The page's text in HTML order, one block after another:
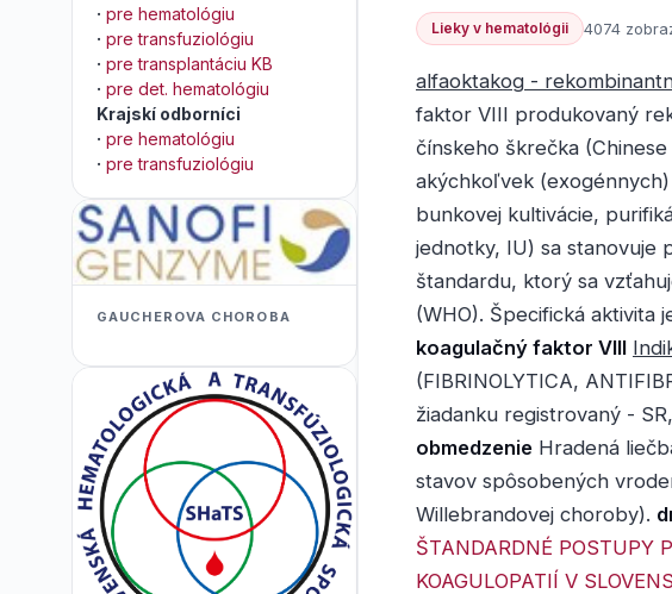
Lieky v hematológii 4074
alfaoktakog -
faktor VIII produkovaný
čínskeho škrečka
akýchkoľvek
bunkovej kultivácie,
jednotky, IU) sa
štandardu, ktorý sa
(WHO). Špecifická aktivita
koagulačný faktor VIII
(FIBRINOLYTICA,
žiadanku registrovaný -
obmedzenie Hradená
stavov spôsobených
Willebrandovej choroby).
ŠTANDARDNÉ POSTUPY
KOAGULOPATIÍ V
· pre hematológiu
· pre transfuziológiu
· pre transplantáciu KB
· pre det. hematológiu
Krajskí odborníci
· pre hematológiu
· pre transfuziológiu
GAUCHEROVA CHOROBA